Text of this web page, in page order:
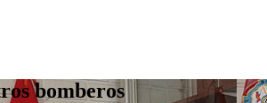
bomberos